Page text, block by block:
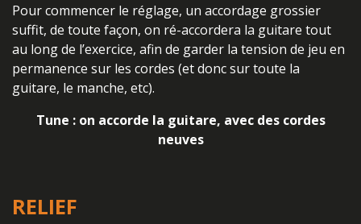
Pour commencer le réglage, un accordage grossier
suffit, de toute façon, on ré-accordera la guitare tout
au long de l’exercice, afin de garder la tension de jeu en
permanence sur les cordes (et donc sur toute la
guitare, le manche, etc).
Tune : on accorde la guitare, avec des cordes
neuves
RELIEF